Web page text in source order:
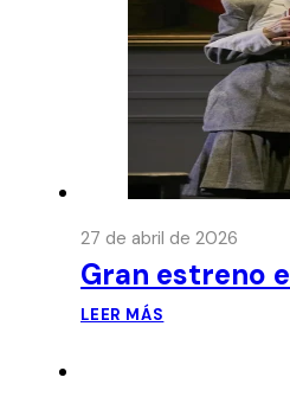
27 de abril de 2026
Gran estreno
LEER MÁS